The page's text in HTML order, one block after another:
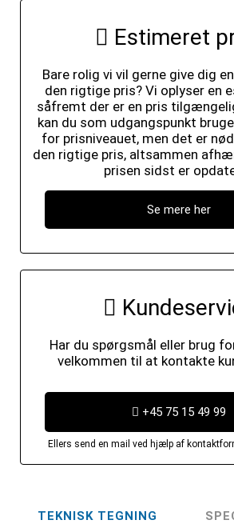
Estimeret
Bare rolig vi vil gerne give dig
den rigtige pris? Vi oplyser en
såfremt der er en pris
kan du som udgangspunkt
for prisniveauet, men det er
den rigtige pris, altsammen
prisen sidst er
Se mere her
Har du spørgsmål eller brug
velkommen til at kontakte
+45 75 15 49 99
Ellers send en mail ved hjælp af
TEKNISK TEGNING